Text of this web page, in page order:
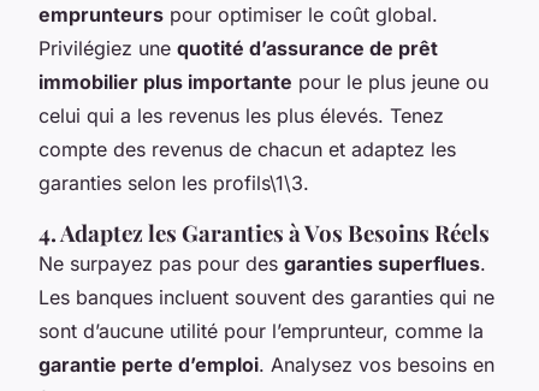
emprunteurs pour optimiser le coût global.
Privilégiez une quotité d’assurance de prêt
immobilier plus importante pour le plus jeune ou
celui qui a les revenus les plus élevés. Tenez
compte des revenus de chacun et adaptez les
garanties selon les profils\1\3.
4. Adaptez les Garanties à Vos Besoins Réels
Ne surpayez pas pour des garanties superflues.
Les banques incluent souvent des garanties qui ne
sont d’aucune utilité pour l’emprunteur, comme la
garantie perte d’emploi. Analysez vos besoins en